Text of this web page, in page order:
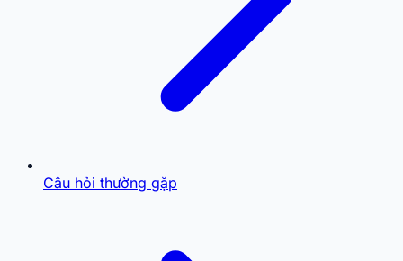
Câu hỏi thường gặp